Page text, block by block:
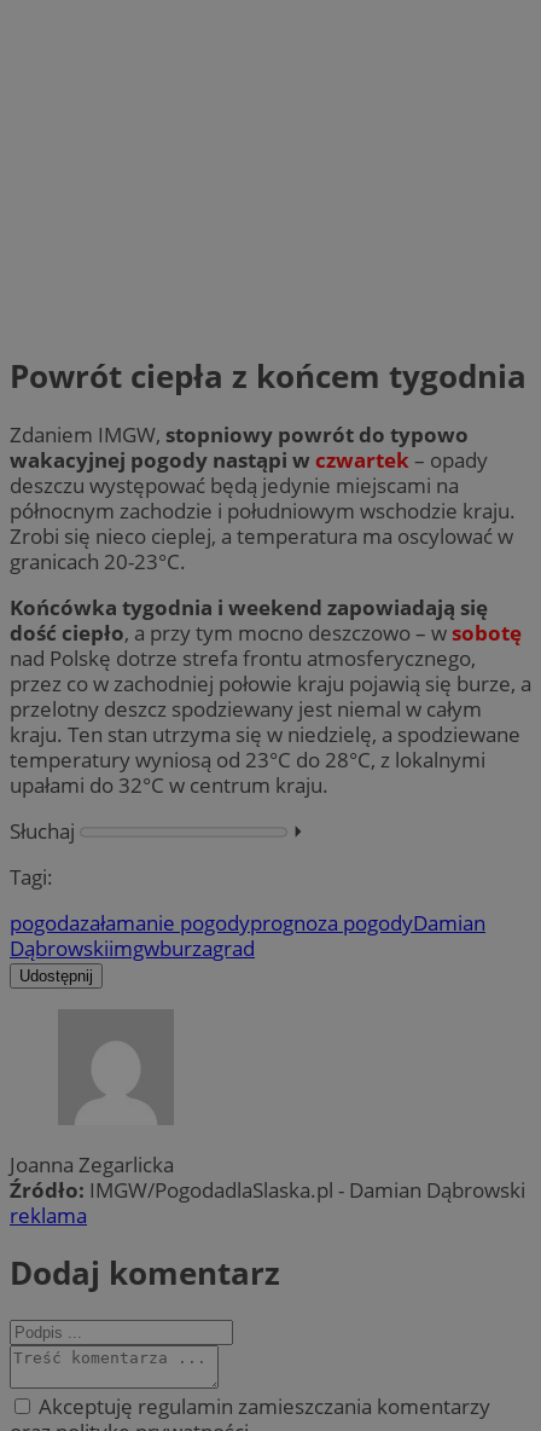
Powrót ciepła z końcem tygodnia
Zdaniem IMGW, stopniowy powrót do typowo
wakacyjnej pogody nastąpi w czwartek– opady
deszczu występować będą jedynie miejscami na
północnym zachodzie i południowym wschodzie kraju.
Zrobi się nieco cieplej, a temperatura ma oscylować w
granicach 20-23°C.
Końcówka tygodnia i weekend zapowiadają się
dość ciepło, a przy tym mocno deszczowo – wsobotę
nad Polskę dotrze strefa frontu atmosferycznego,
przez co w zachodniej połowie kraju pojawią się burze, a
przelotny deszcz spodziewany jest niemal w całym
kraju. Ten stan utrzyma się w niedzielę, a spodziewane
temperatury wyniosą od 23°C do 28°C, z lokalnymi
upałami do 32°C w centrum kraju.
Słuchaj
⏵︎
Tagi:
pogodazałamanie pogodyprognoza pogodyDamian
Dąbrowskiimgwburzagrad
Udostępnij
Joanna Zegarlicka
Źródło: IMGW/PogodadlaSlaska.pl - Damian Dąbrowski
reklama
Dodaj komentarz
Akceptuję regulamin zamieszczania komentarzy